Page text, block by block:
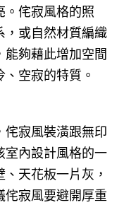
侘寂風格的照
，或自然材質編織
夠藉此增加空間
空寂的特質。
寂風裝潢跟無印
室內設計風格的一
天花板一片灰，
寂風要避開厚重